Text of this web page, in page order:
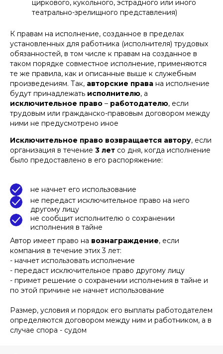
циркового, кукольного, эстрадного или иного
театрально-зрелищного представления)
К правам на исполнение, созданное в пределах
установленных для работника (исполнителя) трудовых
обязанностей, в том числе к правам на созданное в
таком порядке совместное исполнение, применяются
те же правила, как и описанные выше к служебным
произведениям. Так, авторские права на исполнение
будут принадлежать исполнителю, а
исключительное право – работодателю, если
трудовым или гражданско-правовым договором между
ними не предусмотрено иное
Исключительное право возвращается автору, если
организация в течение 3 лет со дня, когда исполнение
было предоставлено в его распоряжение:
не начнет его использование
не передаст исключительное право на него
другому лицу
не сообщит исполнителю о сохранении
исполнения в тайне
Автор имеет право на вознаграждение, если
компания в течение этих 3 лет:
- начнет использовать исполнение
- передаст исключительное право другому лицу
- примет решение о сохранении исполнения в тайне и
по этой причине не начнет использование
Размер, условия и порядок его выплаты работодателем
определяются договором между ним и работником, а в
случае спора - судом
Важно:Действие правил не
распространяется на случаи заключения
устанавливающего размер, условия и
Итак, за создание ИЗ работодатель
выплачивает сотруднику, являющемуся
его автором, вознаграждение в размере
Для расчета принимается средняя
заработная плата за последние12
календарных месяцев:
на дату подачи организацией
заявки на получение патентана ИЗ
на день принятия организацией
об ИЗ в тайне
на день передачи организацией
права на получение патента
другому лицу
В правилах устанавливаетсявремя
от основания возникновения такого права:
не позднее
получения компанией патента на
не позднее 2 месяцевсо дня
принятия компанией решения о
сохранении информации о
созданном изобретении в тайне
Постановлением
Правительства РФ от
16.11.2020 № 1848утверждены
Правила выплаты
вознагражденияза
служебные изобретения